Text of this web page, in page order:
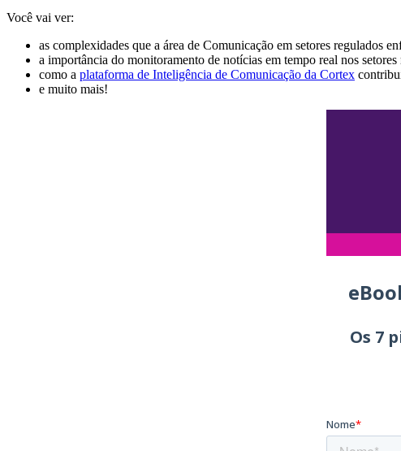
Você vai ver:
as complexidades que a área de Comunicação em setores regulados
a importância do monitoramento de notícias em tempo real nos setores
como a plataforma de Inteligência de Comunicação da Cortex
e muito mais!